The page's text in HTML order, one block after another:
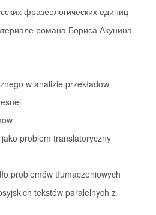
фразеологических единиц
романа Бориса Акунина
w analizie przekładów
problem translatoryczny
problemów tłumaczeniowych
tekstów paralelnych z